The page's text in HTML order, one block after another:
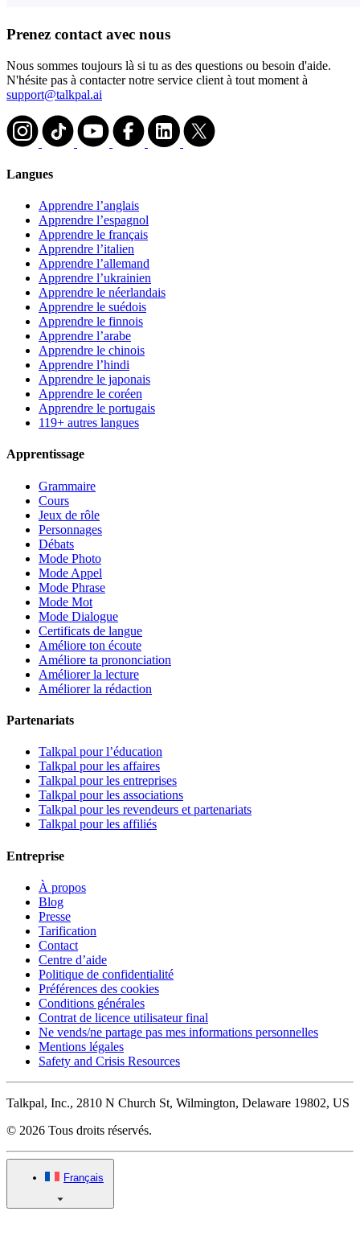
Prenez contact avec nous
Nous sommes toujours là si tu as des questions ou besoin d'aide.
N'hésite pas à contacter notre service client à tout moment à
support@talkpal.ai
Langues
Apprendre l’anglais
Apprendre l’espagnol
Apprendre le français
Apprendre l’italien
Apprendre l’allemand
Apprendre l’ukrainien
Apprendre le néerlandais
Apprendre le suédois
Apprendre le finnois
Apprendre l’arabe
Apprendre le chinois
Apprendre l’hindi
Apprendre le japonais
Apprendre le coréen
Apprendre le portugais
119+ autres langues
Apprentissage
Grammaire
Cours
Jeux de rôle
Personnages
Débats
Mode Photo
Mode Appel
Mode Phrase
Mode Mot
Mode Dialogue
Certificats de langue
Améliore ton écoute
Améliore ta prononciation
Améliorer la lecture
Améliorer la rédaction
Partenariats
Talkpal pour l’éducation
Talkpal pour les affaires
Talkpal pour les entreprises
Talkpal pour les associations
Talkpal pour les revendeurs et partenariats
Talkpal pour les affiliés
Entreprise
À propos
Blog
Presse
Tarification
Contact
Centre d’aide
Politique de confidentialité
Préférences des cookies
Conditions générales
Contrat de licence utilisateur final
Ne vends/ne partage pas mes informations personnelles
Mentions légales
Safety and Crisis Resources
Talkpal, Inc., 2810 N Church St, Wilmington, Delaware 19802, US
© 2026 Tous droits réservés.
Français